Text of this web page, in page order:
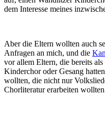
dem Interesse meines
Aber die Eltern wollten auch
Anfragen an mich, und die
vor allem Eltern, die bereits
Kinderchor oder Gesang
wollten, die nicht nur
Chorliteratur erarbeiten